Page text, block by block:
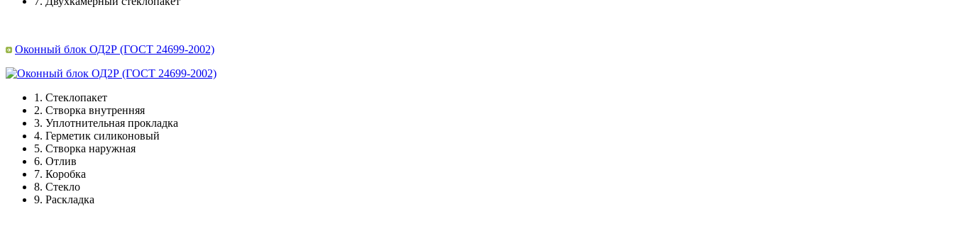
Оконный блок ОД2Р (ГОСТ 24699-2002)
1. Стеклопакет
2. Створка внутренняя
3. Уплотнительная прокладка
4. Герметик силиконовый
5. Створка наружная
6. Отлив
7. Коробка
8. Стекло
9. Раскладка